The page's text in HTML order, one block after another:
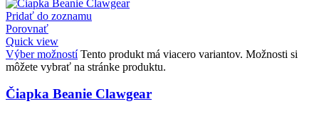
Pridať do zoznamu
Porovnať
Quick view
Výber možností Tento produkt má viacero variantov. Možnosti si
môžete vybrať na stránke produktu.
Čiapka Beanie Clawgear